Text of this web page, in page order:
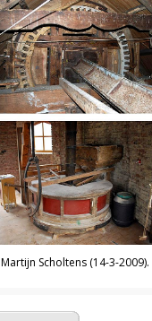
Martijn Scholtens (14-3-2009).